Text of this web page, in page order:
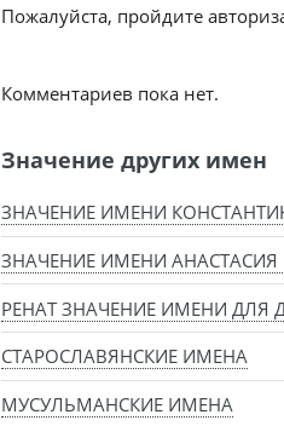
Пожалуйста, пройдите
Комментариев пока нет.
Значение других имен
ЗНАЧЕНИЕ ИМЕНИ
ЗНАЧЕНИЕ ИМЕНИ АНАСТАСИЯ
РЕНАТ ЗНАЧЕНИЕ ИМЕНИ ДЛЯ
СТАРОСЛАВЯНСКИЕ ИМЕНА
МУСУЛЬМАНСКИЕ ИМЕНА